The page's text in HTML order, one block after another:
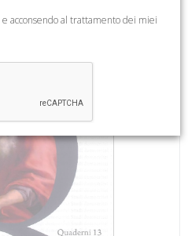
e acconsendo al trattamento dei miei